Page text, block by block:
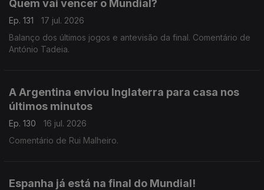
Quem vai vencer o Mundial?
Ep. 131
17 jul. 2026
Balanço dos últimos jogos e antevisão da final. Comentário de
António Tadeia.
A Argentina enviou Inglaterra para casa nos
últimos minutos
Ep. 130
16 jul. 2026
Comentário de Rui Malheiro.
Espanha já está na final do Mundial!